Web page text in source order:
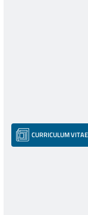
CURRICULUM VITAE